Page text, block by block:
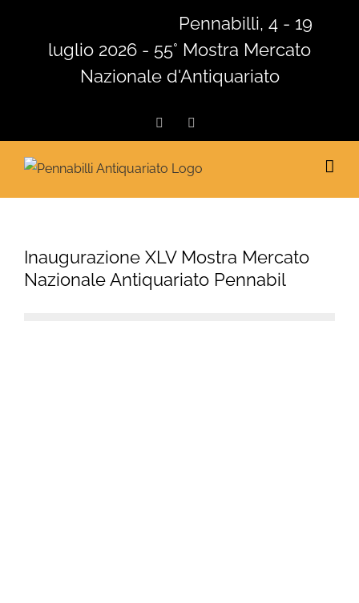
contenuto
Pennabilli, 4 - 19
luglio 2026 - 55° Mostra Mercato
Nazionale d'Antiquariato
Facebook
Inaugurazione XLV Mostra Mercato
Nazionale Antiquariato Pennabil